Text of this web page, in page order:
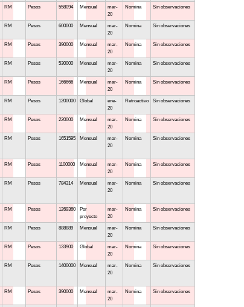
RM Pesos 558094 Mensual
mar-
20
Nomina Sin observaciones
RM Pesos 600000 Mensual
mar-
20
Nomina Sin observaciones
RM Pesos 390000 Mensual
mar-
20
Nomina Sin observaciones
RM Pesos 530000 Mensual
mar-
20
Nomina Sin observaciones
RM Pesos 166666 Mensual
mar-
20
Nomina Sin observaciones
RM Pesos 1200000 Global
ene-
20
Retroactivo Sin observaciones
RM Pesos 220000 Mensual
mar-
20
Nomina Sin observaciones
RM Pesos 1651595 Mensual
mar-
20
Nomina Sin observaciones
RM Pesos 1100000 Mensual
mar-
20
Nomina Sin observaciones
RM Pesos 784314 Mensual
mar-
20
Nomina Sin observaciones
RM Pesos 1269360
Por
proyecto
mar-
20
Nomina Sin observaciones
RM Pesos 888889 Mensual
mar-
20
Nomina Sin observaciones
RM Pesos 133900 Global
mar-
20
Nomina Sin observaciones
RM Pesos 1400000 Mensual
mar-
20
Nomina Sin observaciones
RM Pesos 390000 Mensual
mar-
20
Nomina Sin observaciones